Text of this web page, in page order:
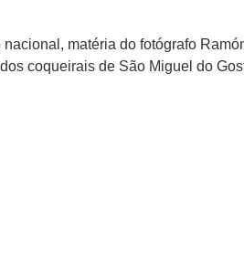
matéria do fotógrafo
coqueirais de São Miguel do